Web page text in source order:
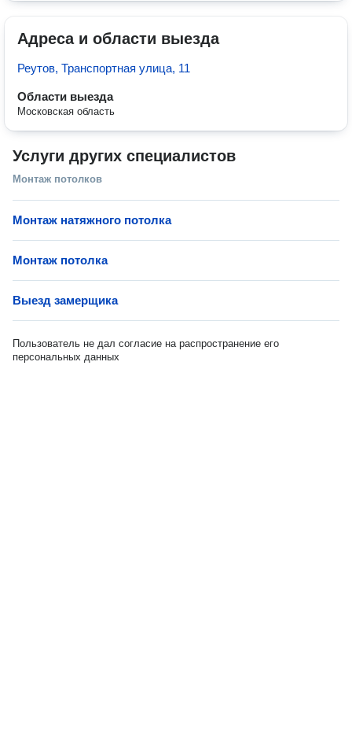
Адреса и области выезда
Реутов, Транспортная улица, 11
Области выезда
Московская область
Услуги других специалистов
Монтаж потолков
Монтаж натяжного потолка
Монтаж потолка
Выезд замерщика
Пользователь не дал согласие на распространение его
персональных данных